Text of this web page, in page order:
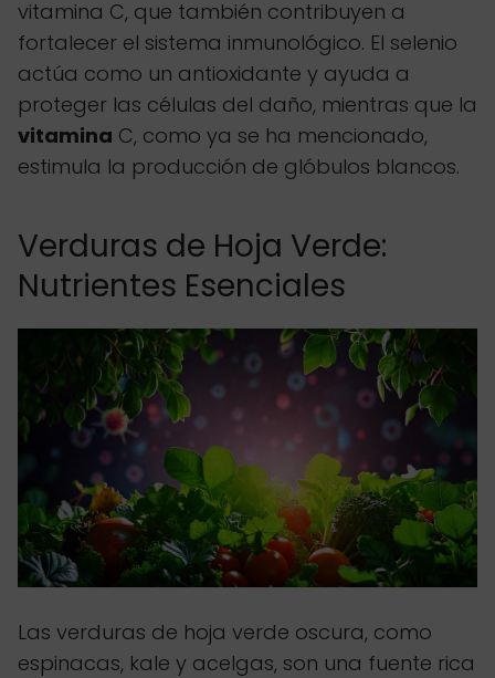
vitamina C, que también contribuyen a
fortalecer el sistema inmunológico. El selenio
actúa como un antioxidante y ayuda a
proteger las células del daño, mientras que la
vitamina C, como ya se ha mencionado,
estimula la producción de glóbulos blancos.
Verduras de Hoja Verde:
Nutrientes Esenciales
Las verduras de hoja verde oscura, como
espinacas, kale y acelgas, son una fuente rica